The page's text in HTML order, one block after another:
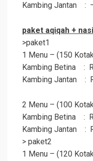
Kambing Jantan :
paket aqiqah +
>paket1
1 Menu – (150
Kambing Betina :
Kambing Jantan :
2 Menu – (100
Kambing Betina :
Kambing Jantan :
> paket2
1 Menu – (120